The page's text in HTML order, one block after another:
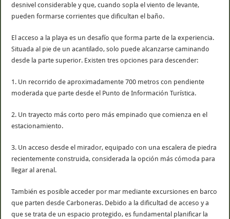
desnivel considerable y que, cuando sopla el viento de levante,
pueden formarse corrientes que dificultan el baño.
El acceso a la playa es un desafío que forma parte de la experiencia.
Situada al pie de un acantilado, solo puede alcanzarse caminando
desde la parte superior. Existen tres opciones para descender:
1. Un recorrido de aproximadamente 700 metros con pendiente
moderada que parte desde el Punto de Información Turística.
2. Un trayecto más corto pero más empinado que comienza en el
estacionamiento.
3. Un acceso desde el mirador, equipado con una escalera de piedra
recientemente construida, considerada la opción más cómoda para
llegar al arenal.
También es posible acceder por mar mediante excursiones en barco
que parten desde Carboneras. Debido a la dificultad de acceso y a
que se trata de un espacio protegido, es fundamental planificar la